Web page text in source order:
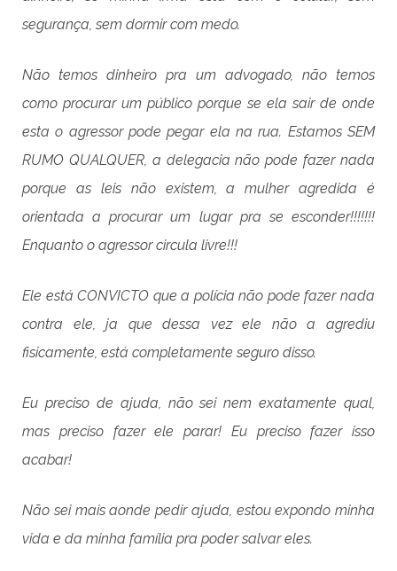
segurança, sem dormir com medo.
Não temos dinheiro pra um advogado, não temos
como procurar um público porque se ela sair de onde
esta o agressor pode pegar ela na rua. Estamos SEM
RUMO QUALQUER, a delegacia não pode fazer nada
porque as leis não existem, a mulher agredida é
orientada a procurar um lugar pra se esconder!!!!!!!
Enquanto o agressor circula livre!!!
Ele está CONVICTO que a polícia não pode fazer nada
contra ele, ja que dessa vez ele não a agrediu
fisicamente, está completamente seguro disso.
Eu preciso de ajuda, não sei nem exatamente qual,
mas preciso fazer ele parar! Eu preciso fazer isso
acabar!
Não sei mais aonde pedir ajuda, estou expondo minha
vida e da minha família pra poder salvar eles.